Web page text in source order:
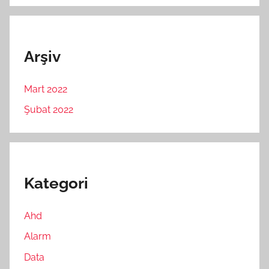
Arşiv
Mart 2022
Şubat 2022
Kategori
Ahd
Alarm
Data